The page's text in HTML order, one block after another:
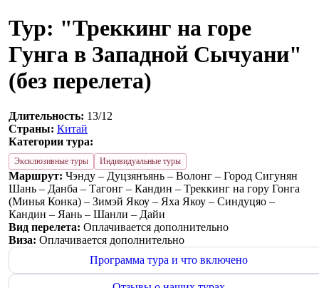
Тур: "Треккинг на горе
Гунга в Западной Сычуани"
(без перелета)
Длительность: 13/12
Страны: Китай
Категории тура:
Эксклюзивные туры Индивидуальные туры
Маршрут: Чэнду – Дуцзянъянь – Волонг – Город Сигунян
Шань – Данба – Тагонг – Кандин – Треккинг на гору Гонга
(Минья Конка) – Зимэй Якоу – Яха Якоу – Синдуцяо –
Кандин – Яань – Шанли – Дайи
Вид перелета: Оплачивается дополнительно
Виза: Оплачивается дополнительно
Программа тура и что включено